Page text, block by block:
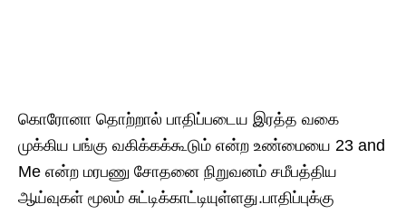
கொரோனா தொற்றால் பாதிப்படைய இரத்த வகை
முக்கிய பங்கு வகிக்கக்கூடும் என்ற உண்மையை 23 and
Me என்ற மரபணு சோதனை நிறுவனம் சமீபத்திய
ஆய்வுகள் மூலம் சுட்டிக்காட்டியுள்ளது.பாதிப்புக்கு